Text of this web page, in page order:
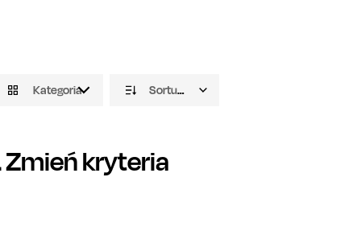
Kategoria Sortuj domyślnie
kryteria